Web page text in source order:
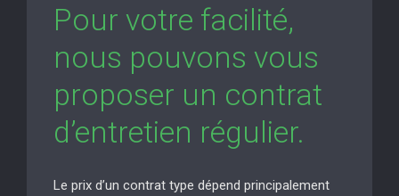
Pour votre facilité,
nous pouvons vous
proposer un contrat
d’entretien régulier.
Le prix d’un contrat type dépend principalement